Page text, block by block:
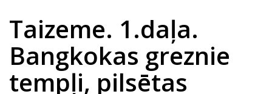
Taizeme. 1.daļa.
Bangkokas greznie
tempļi, pilsētas